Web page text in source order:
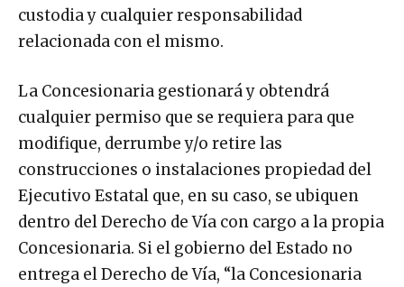
custodia y cualquier responsabilidad
relacionada con el mismo.
La Concesionaria gestionará y obtendrá
cualquier permiso que se requiera para que
modifique, derrumbe y/o retire las
construcciones o instalaciones propiedad del
Ejecutivo Estatal que, en su caso, se ubiquen
dentro del Derecho de Vía con cargo a la propia
Concesionaria. Si el gobierno del Estado no
entrega el Derecho de Vía, “la Concesionaria